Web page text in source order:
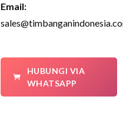
Email:
HUBUNGI VIA
WHATSAPP